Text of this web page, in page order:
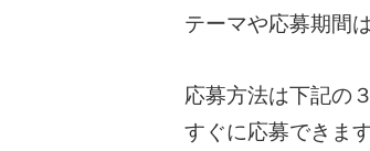
テーマや応募期間
応募方法は下記の
すぐに応募できま